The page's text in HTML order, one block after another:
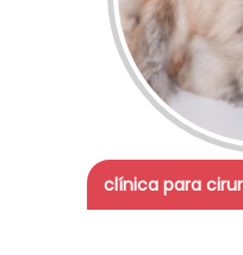
clínica para